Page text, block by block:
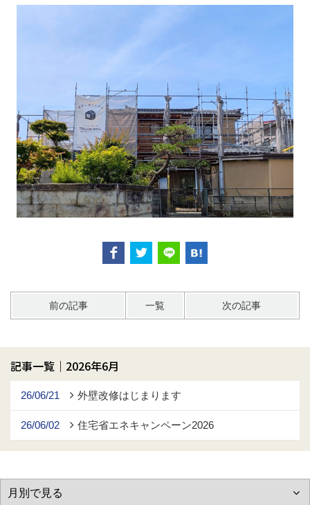
前の記事 一覧 次の記事
記事一覧｜2026年6月
26/06/21 外壁改修はじまります
26/06/02 住宅省エネキャンペーン2026